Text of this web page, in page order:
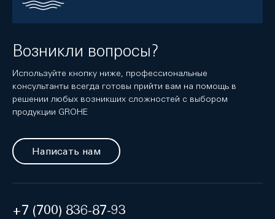
Возникли вопросы?
Используйте кнопку ниже, профессиональные
консультанты всегда готовы прийти вам на помощь в
решении любых возникших сложностей с выбором
продукции GROHE
Написать нам
+7 (700) 836-87-93